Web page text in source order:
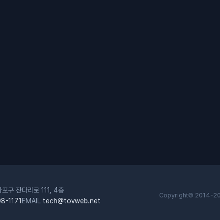
구 잔다리로 111, 4층
1171EMAIL tech@tovweb.net
Copyright© 2014-